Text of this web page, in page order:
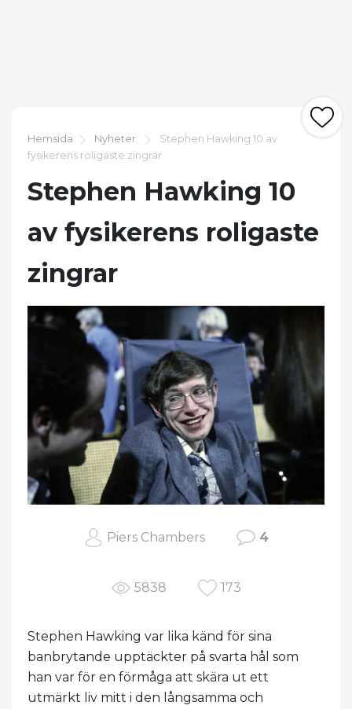
Hemsida Nyheter
Stephen Hawking 10 av
fysikerens roligaste zingrar
Stephen Hawking 10
av fysikerens roligaste
zingrar
Piers Chambers 4
5838 173
Stephen Hawking var lika känd för sina
banbrytande upptäckter på svarta hål som
han var för en förmåga att skära ut ett
utmärkt liv mitt i den långsamma och